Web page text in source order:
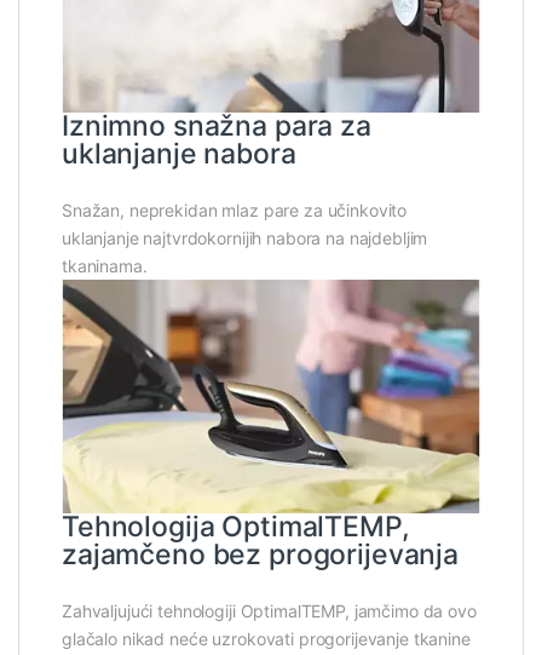
Iznimno snažna para za
uklanjanje nabora
Snažan, neprekidan mlaz pare za učinkovito
uklanjanje najtvrdokornijih nabora na najdebljim
tkaninama.
Tehnologija OptimalTEMP,
zajamčeno bez progorijevanja
Zahvaljujući tehnologiji OptimalTEMP, jamčimo da ovo
glačalo nikad neće uzrokovati progorijevanje tkanine